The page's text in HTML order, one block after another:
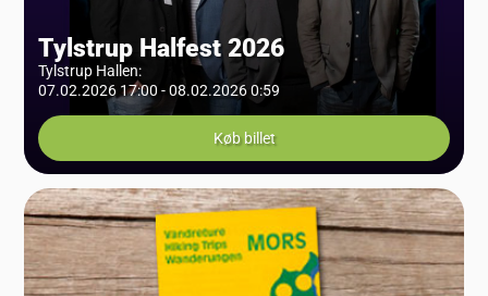
Tylstrup Halfest 2026
Tylstrup Hallen:
07.02.2026 17:00 - 08.02.2026 0:59
Køb billet